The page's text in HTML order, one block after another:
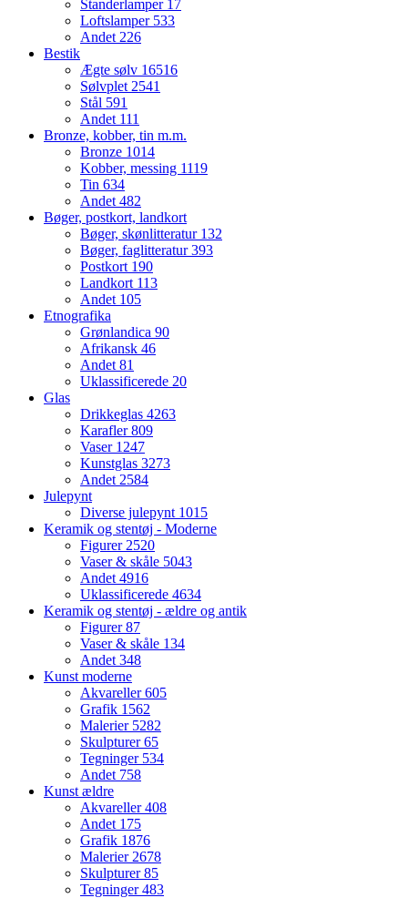
Standerlamper 17
Loftslamper 533
Andet 226
Bestik
Ægte sølv 16516
Sølvplet 2541
Stål 591
Andet 111
Bronze, kobber, tin m.m.
Bronze 1014
Kobber, messing 1119
Tin 634
Andet 482
Bøger, postkort, landkort
Bøger, skønlitteratur 132
Bøger, faglitteratur393
Postkort 190
Landkort 113
Andet 105
Etnografika
Grønlandica 90
Afrikansk 46
Andet 81
Uklassificerede 20
Glas
Drikkeglas 4263
Karafler809
Vaser 1247
Kunstglas 3273
Andet 2584
Julepynt
Diverse julepynt 1015
Keramik og stentøj - Moderne
Figurer 2520
Vaser & skåle 5043
Andet 4916
Uklassificerede 4634
Keramik og stentøj - ældre og antik
Figurer87
Vaser & skåle 134
Andet 348
Kunst moderne
Akvareller605
Grafik 1562
Malerier 5282
Skulpturer65
Tegninger 534
Andet 758
Kunst ældre
Akvareller408
Andet 175
Grafik 1876
Malerier 2678
Skulpturer85
Tegninger483